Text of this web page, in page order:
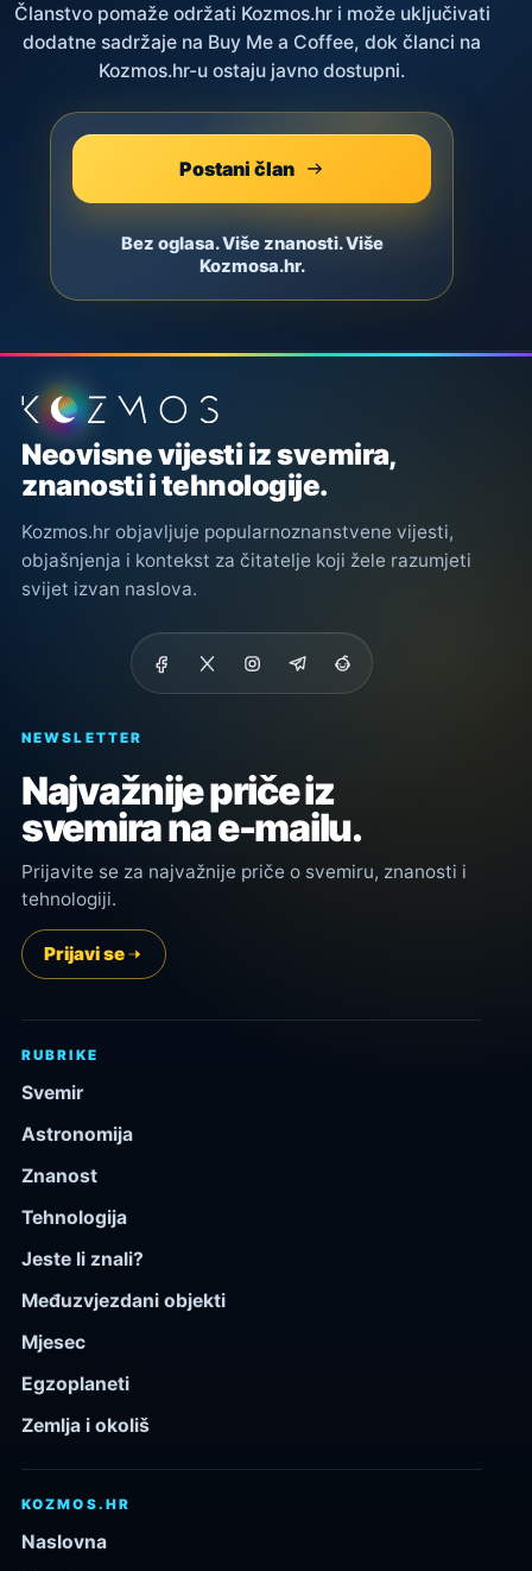
Članstvo pomaže održati Kozmos.hr i može uključivati
dodatne sadržaje na Buy Me a Coffee, dok članci na
Kozmos.hr-u ostaju javno dostupni.
Postani član
Bez oglasa. Više znanosti. Više
Kozmosa.hr.
Podnožje stranice
Neovisne vijesti iz svemira,
znanosti i tehnologije.
Kozmos.hr objavljuje popularnoznanstvene vijesti,
objašnjenja i kontekst za čitatelje koji žele razumjeti
svijet izvan naslova.
NEWSLETTER
Najvažnije priče iz
svemira na e-mailu.
Prijavite se za najvažnije priče o svemiru, znanosti i
tehnologiji.
Prijavi se
RUBRIKE
Svemir
Astronomija
Znanost
Tehnologija
Jeste li znali?
Međuzvjezdani objekti
Mjesec
Egzoplaneti
Zemlja i okoliš
KOZMOS.HR
Naslovna